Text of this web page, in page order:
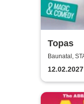
Topas
Baunatal,
12.02.2027